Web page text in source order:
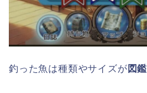
釣った魚は種類やサイズが 図鑑